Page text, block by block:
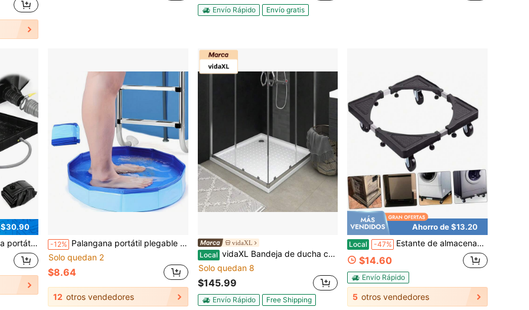
Envío Rápido Envío gratis
$30.90
para exteriores, camping y playa para mantener los pies limpios. -12% Palangana portátil plegable para los pies, adecuada para la entrada de la piscina. Palangana plegable para lavar los pies de material compuesto de PVC. Accesorio esencial de varios componentes para la limpieza de la piscina.
Solo quedan 2
$8.64
12 otros vendedores
vidaXL
Local vidaXL Bandeja de ducha con puntos blancos de 31.5"X31.5"X1.6" de ABS
Solo quedan 8
$145.99
Envío Rápido Free Shipping
Ahorro de $13.20
Local -47% Estante de almacenamiento ajustable y expandible de acero inoxidable con ruedas móviles para lavadora y refrigerador, base de carrito para cocina y lavandería
$14.60
Envío Rápido
5 otros vendedores